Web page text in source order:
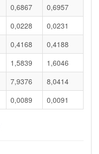
0,6867
0,6957
0,0228
0,0231
0,4168
0,4188
1,5839
1,6046
7,9376
8,0414
0,0089 0,0091